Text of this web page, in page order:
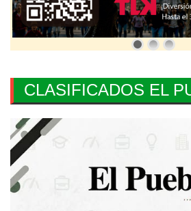
CLASIFICADOS EL